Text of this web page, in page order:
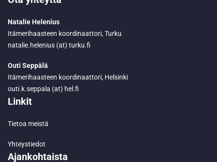
Natalie Helenius
Itämerihaasteen koordinaattori, Turku
natalie.helenius (at) turku.fi
Outi Seppälä
Itämerihaasteen koordinaattori, Helsinki
outi.k.seppala (at) hel.fi
Linkit
Tietoa meistä
Yhteystiedot
Ajankohtaista